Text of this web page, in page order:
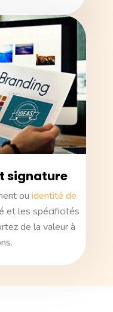
signature
ou identité de
et les spécificités
de la valeur à